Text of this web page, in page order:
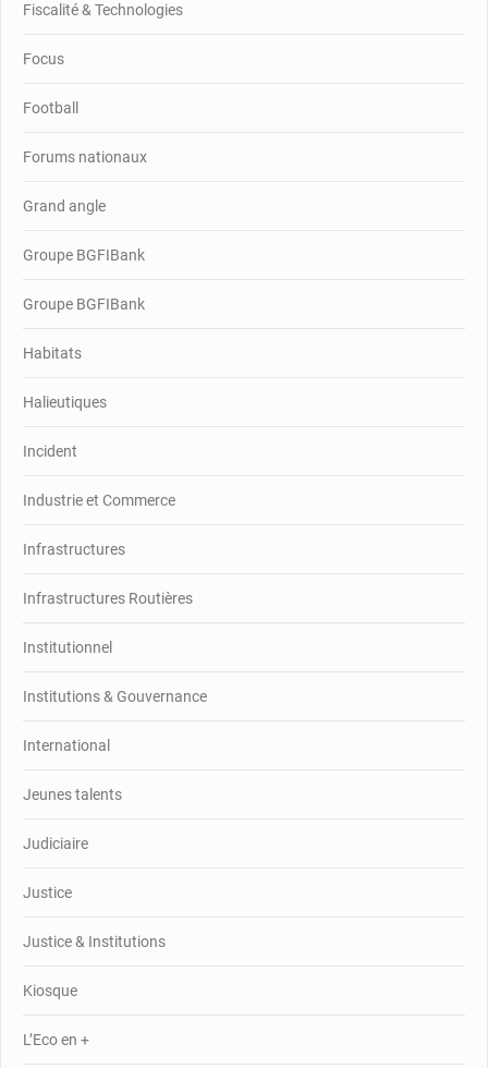
Fiscalité & Technologies
Focus
Football
Forums nationaux
Grand angle
Groupe BGFIBank
Groupe BGFIBank
Habitats
Halieutiques
Incident
Industrie et Commerce
Infrastructures
Infrastructures Routières
Institutionnel
Institutions & Gouvernance
International
Jeunes talents
Judiciaire
Justice
Justice & Institutions
Kiosque
L’Eco en +